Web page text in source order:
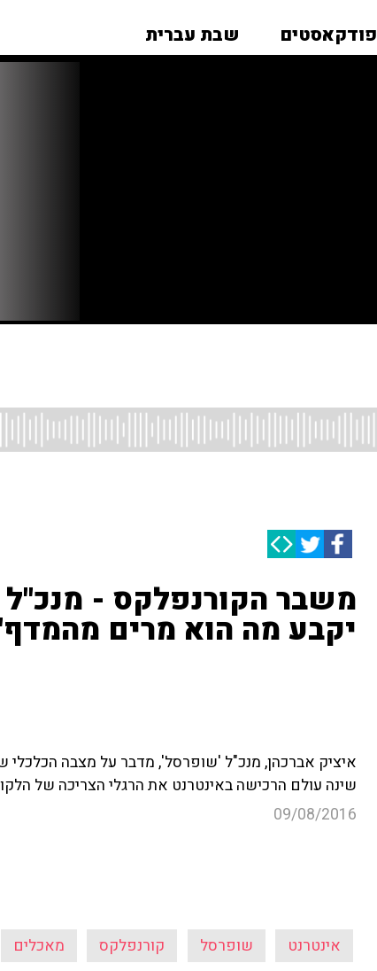
פודקאסטים שבת עברית
משבר הקורנפלקס - מנכ"ל
יקבע מה הוא מרים
איציק אברכהן, מנכ"ל 'שופרסל', מדבר על מצבה
שינה עולם הרכישה באינטרנט את הרגלי הצריכה של
09/08/2016
אינטרנט שופרסל קורנפלקס מאכלים